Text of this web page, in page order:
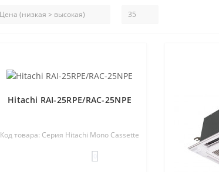
Hitachi RAI-25RPE/RAC-25NPE
Код товара: Серия Hitachi Mono Cassette